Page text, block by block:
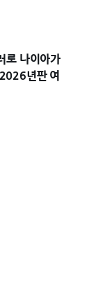
로 나이아가
년판 여